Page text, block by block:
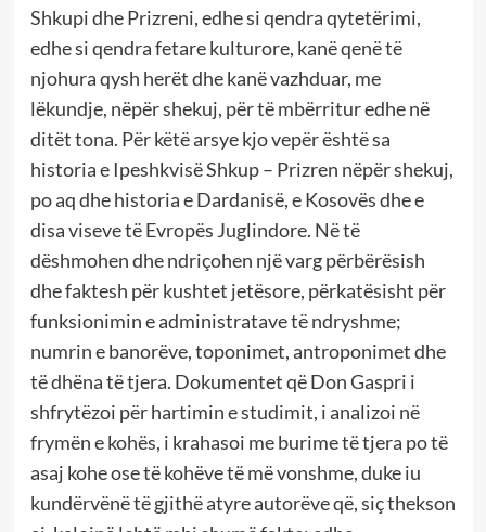
Shkupi dhe Prizreni, edhe si qendra qytetërimi,
edhe si qendra fetare kulturore, kanë qenë të
njohura qysh herët dhe kanë vazhduar, me
lëkundje, nëpër shekuj, për të mbërritur edhe në
ditët tona. Për këtë arsye kjo vepër është sa
historia e Ipeshkvisë Shkup – Prizren nëpër shekuj,
po aq dhe historia e Dardanisë, e Kosovës dhe e
disa viseve të Evropës Juglindore. Në të
dëshmohen dhe ndriçohen një varg përbërësish
dhe faktesh për kushtet jetësore, përkatësisht për
funksionimin e administratave të ndryshme;
numrin e banorëve, toponimet, antroponimet dhe
të dhëna të tjera. Dokumentet që Don Gaspri i
shfrytëzoi për hartimin e studimit, i analizoi në
frymën e kohës, i krahasoi me burime të tjera po të
asaj kohe ose të kohëve të më vonshme, duke iu
kundërvënë të gjithë atyre autorëve që, siç thekson